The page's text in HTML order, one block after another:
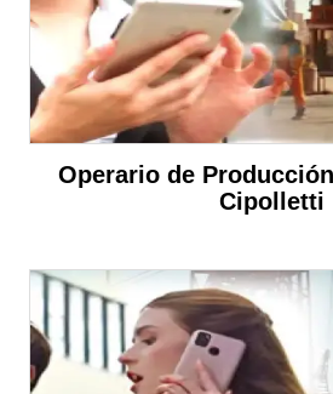
Operario de
Cipolletti